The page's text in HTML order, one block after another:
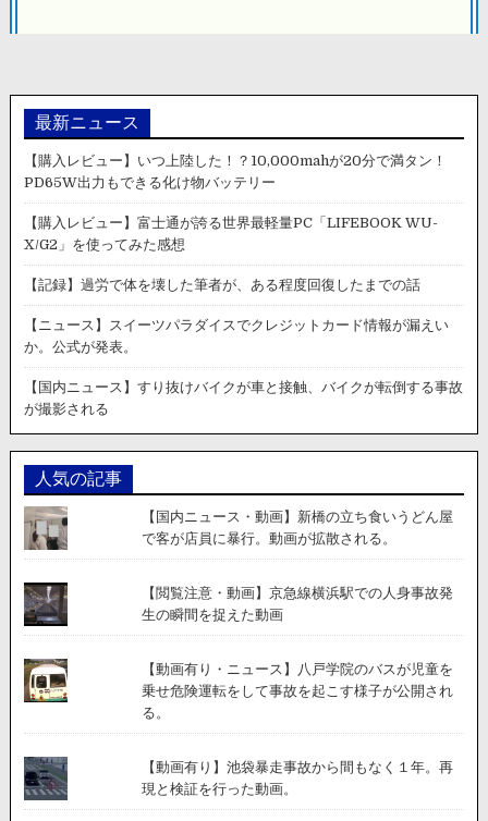
最新ニュース
【購入レビュー】いつ上陸した！？10,000mahが20分で満タン！
PD65W出力もできる化け物バッテリー
【購入レビュー】富士通が誇る世界最軽量PC「LIFEBOOK WU-
X/G2」を使ってみた感想
【記録】過労で体を壊した筆者が、ある程度回復したまでの話
【ニュース】スイーツパラダイスでクレジットカード情報が漏えい
か。公式が発表。
【国内ニュース】すり抜けバイクが車と接触、バイクが転倒する事故
が撮影される
人気の記事
【国内ニュース・動画】新橋の立ち食いうどん屋
で客が店員に暴行。動画が拡散される。
【閲覧注意・動画】京急線横浜駅での人身事故発
生の瞬間を捉えた動画
【動画有り・ニュース】八戸学院のバスが児童を
乗せ危険運転をして事故を起こす様子が公開され
る。
【動画有り】池袋暴走事故から間もなく１年。再
現と検証を行った動画。